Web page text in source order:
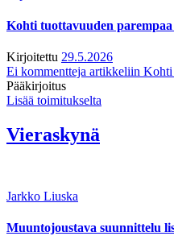
Kohti tuottavuuden
Kirjoitettu 29.5.2026
Ei kommentteja artikkeliin Kohti
Pääkirjoitus
Lisää toimitukselta
Vieraskynä
Jarkko Liuska
Muuntojoustava suunnittelu